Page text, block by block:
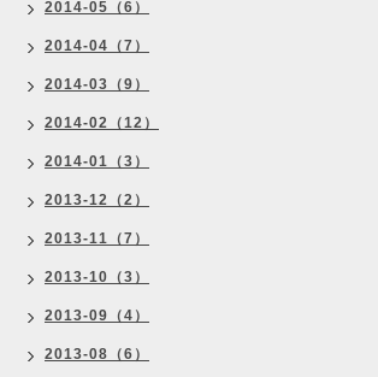
2014-05（6）
2014-04（7）
2014-03（9）
2014-02（12）
2014-01（3）
2013-12（2）
2013-11（7）
2013-10（3）
2013-09（4）
2013-08（6）